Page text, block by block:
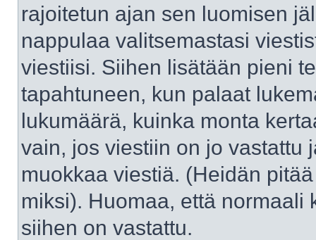
rajoitetun ajan sen luomisen
nappulaa valitsemastasi
viestiisi. Siihen lisätään pieni
tapahtuneen, kun palaat
lukumäärä, kuinka monta
vain, jos viestiin on jo vastattu
muokkaa viestiä. (Heidän
miksi). Huomaa, että normaali
siihen on vastattu.